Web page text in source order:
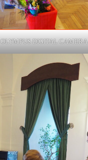
OLYMPUS DIGITAL CAMERA